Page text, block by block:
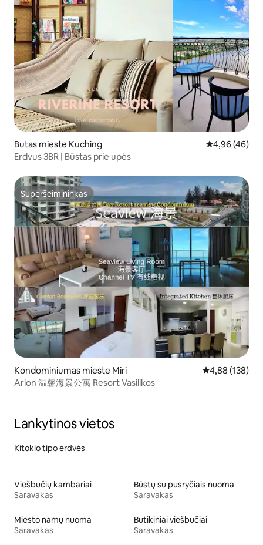
Butas mieste Kuching Vidutinis
4,96 (46)
Erdvus 3BR | Būstas prie upės
Superšeimininkas
Superšeimininkas
Kondominiumas mieste Miri Vidutinis
4,88 (138)
Arion 温馨海景公寓 Resort Vasilikos
Lankytinos vietos
Kitokio tipo erdvės
Viešbučių kambariai
Saravakas
Būstų su pusryčiais nuoma
Saravakas
Miesto namų nuoma
Saravakas
Butikiniai viešbučiai
Saravakas